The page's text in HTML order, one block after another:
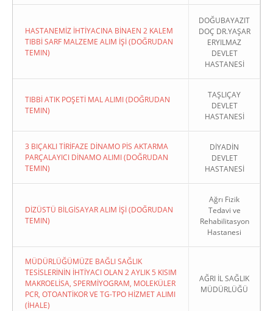
HASTANEMİZ İHTİYACINA BİNAEN 2 KALEM
TIBBİ SARF MALZEME ALIM İŞİ (DOĞRUDAN
TEMIN)
DOĞUBAYAZIT
DOÇ DR.YAŞAR
ERYILMAZ
DEVLET
HASTANESİ
TIBBİ ATIK POŞETİ MAL ALIMI (DOĞRUDAN
TEMIN)
TAŞLIÇAY
DEVLET
HASTANESİ
3 BIÇAKLI TİRİFAZE DİNAMO PİS AKTARMA
PARÇALAYICI DİNAMO ALIMI (DOĞRUDAN
TEMIN)
DİYADİN
DEVLET
HASTANESİ
DİZÜSTÜ BİLGİSAYAR ALIM İŞİ (DOĞRUDAN
TEMIN)
Ağrı Fizik
Tedavi ve
Rehabilitasyon
Hastanesi
MÜDÜRLÜĞÜMÜZE BAĞLI SAĞLIK
TESİSLERİNİN İHTİYACI OLAN 2 AYLIK 5 KISIM
MAKROELİSA, SPERMİYOGRAM, MOLEKÜLER
PCR, OTOANTİKOR VE TG-TPO HİZMET ALIMI
(İHALE)
AĞRI İL SAĞLIK
MÜDÜRLÜĞÜ